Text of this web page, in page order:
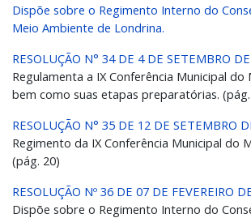
Dispõe sobre o Regimento Interno do
Meio Ambiente de Londrina.
RESOLUÇÃO N° 34 DE 4 DE SETEMBRO
Regulamenta a IX Conferência Municipal do
bem como suas etapas preparatórias.
RESOLUÇÃO N° 35 DE 12 DE SETEMBRO
Regimento da IX Conferência Municipal do
(pág. 20)
RESOLUÇÃO Nº 36 DE 07 DE FEVEREIRO
Dispõe sobre o Regimento Interno do